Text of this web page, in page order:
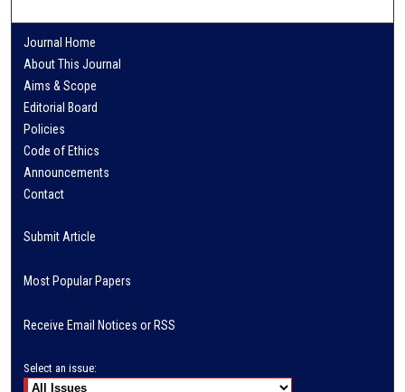
Journal Home
About This Journal
Aims & Scope
Editorial Board
Policies
Code of Ethics
Announcements
Contact
Submit Article
Most Popular Papers
Receive Email Notices or RSS
Select an issue: